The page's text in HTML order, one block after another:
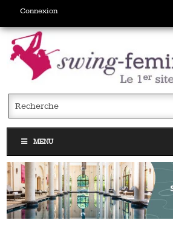
Connexion
MENU